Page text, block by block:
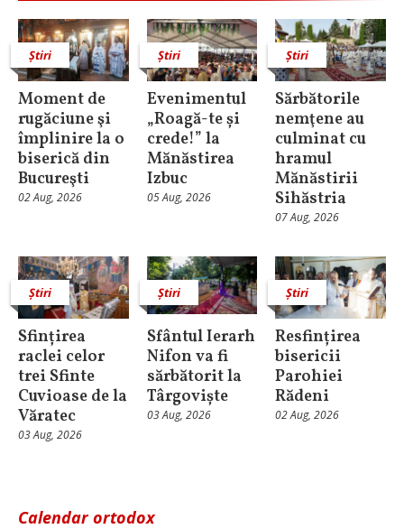
Știri
Moment de
rugăciune şi
împlinire la o
biserică din
Bucureşti
02 Aug, 2026
Știri
Evenimentul
„Roagă-te și
crede!” la
Mănăstirea
Izbuc
05 Aug, 2026
Știri
Sărbătorile
nemţene au
culminat cu
hramul
Mănăstirii
Sihăstria
07 Aug, 2026
Știri
Sfințirea
raclei celor
trei Sfinte
Cuvioase de la
Văratec
03 Aug, 2026
Știri
Sfântul Ierarh
Nifon va fi
sărbătorit la
Târgoviște
03 Aug, 2026
Știri
Resfințirea
bisericii
Parohiei
Rădeni
02 Aug, 2026
Calendar ortodox